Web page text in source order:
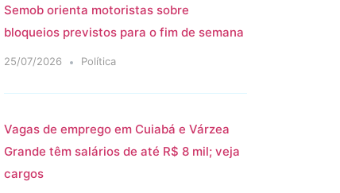
Semob orienta motoristas sobre
bloqueios previstos para o fim de semana
25/07/2026 Política
Vagas de emprego em Cuiabá e Várzea
Grande têm salários de até R$ 8 mil; veja
cargos